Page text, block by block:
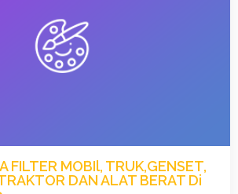
FILTER MOBIl, TRUK,GENSET,
DAN ALAT BERAT Di